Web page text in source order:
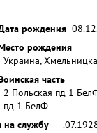
рождения
рождения
Украина,
часть
2 Польская пд 1
пд 1 БелФ
на службу